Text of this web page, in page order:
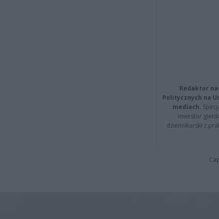
Redaktor
Politycznych na
mediach.
inwestor
dziennikarski z